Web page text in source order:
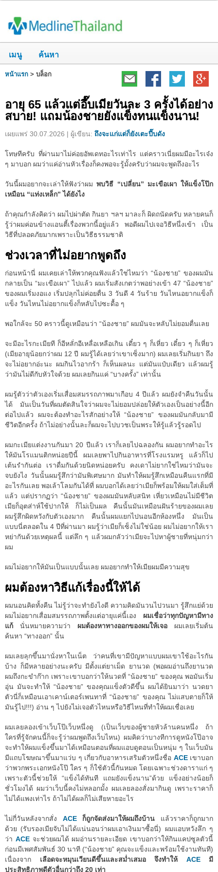
เมนู ค้นหา
หน้าแรก > บล็อก
อายุ 65 แล้วแต่อึ๊บเมียวันละ 3 ครั้งได้อย่าง
สบาย! แถมน้องชายยังแข็งทนแข็งนาน!
เผยแพร่ 30.07.2026 | ผู้เขียน: ถึงจะแก่แต่ก็ยังเตะปี๊บดัง
โทษทีครับ ที่ผ่านมาไม่ค่อยอัพเดทอะไรเท่าไร แต่คราวเนี่ยผมมีอะไรเจ๋ง
ๆ มาบอก ผมว่าแค่อ่านหัวเรื่องก็คงพอจะรู้มั้งครับว่าผมจะพูดถึงอะไร
วันนี้ผมอยากจะเล่าให้ฟังว่าผมพบวิธี “เปลี่ยน” มะเขือเผา ให้แข็งโป๊ก
เหมือน “แท่งเหล็ก” ได้ยังไง
ถ้าคุณกำลังคิดว่า ผมไปผ่าตัด กินยา ฯลฯ มาละก็ ผิดถนัดครับ หลายคนก็
รู้ว่าผมค่อนข้างแอนตี้เรื่องพวกนี้อยู่แล้ว พอดีผมไปเจอวิธีหนึ่งเข้า เป็น
วิธีที่ปลอดภัยมากเพราะเป็นวิธีธรรมชาติ
ช่วงเวลาที่ไม่อยากพูดถึง
ก่อนหน้านี่ ผมเคยเล่าให้พวกคุณฟังแล้วใช่ไหมว่า “น้องชาย” ของผมมัน
กลายเป็น “มะเขือเผา” ไปแล้ว ผมเริ่มสังเกตว่าพอย่างเข้า 47 “น้องชาย”
ของผมเริ่มงอแง เริ่มปลุกไม่ค่อยตื่น 3 วันดี 4 วันร้าย วันไหนอยากแข็งก็
แข็ง วันไหนไม่อยากแข็งก็หลับไปซะดื้อ ๆ
พอใกล้จะ 50 คราวนี้ดูเหมือนว่า “น้องชาย” ผมมันจะหลับไม่ยอมตื่นเลย
จะมีอะไรกะเมียที ก็อีหลั่กอีเหลื่อเหลือเกิน เดี๋ยว ๆ ก็เหี่ยว เดี๋ยว ๆ ก็เหี่ยว
(เมียอายุน้อยกว่าผม 12 ปี ผมรู้ได้เลยว่าเขาเซ็งมาก) ผมเลยเริ่มกินยา ถึง
จะไม่อยากอ่ะนะ ผมกินไวอากร้า ก็เห็นผลนะ แต่มันแป๋บเดียว แล้วผมรู้
ว่ามันไม่ดีกับหัวใจด้วย ผมเลยกินแค่ “บางครั้ง” เท่านั้น
ผมรู้ตัวว่าตัวเองเริ่มเสื่อมสมรรถภาพมาเกือบ 4 ปีแล้ว ผมยังจำคืนวันนั้น
ได้ มันเป็นวันที่ผมตัดสินใจว่าผมจะไม่ยอมปล่อยให้ตัวเองเป็นอย่างนี้อีก
ต่อไปแล้ว ผมจะต้องทำอะไรสักอย่างให้ “น้องชาย” ของผมมันกลับมามี
ชีวิตอีกครั้ง ถ้าไม่อย่างนั้นละก็ผมจะไปบวชเป็นพระให้รู้แล้วรู้รอดไป
ผมกะเมียแต่งงานกันมา 20 ปีแล้ว เราก็เลยไปฉลองกัน ผมอยากทำอะไร
ให้มันโรแมนติกหน่อยปีนี้ ผมเลยพาไปกินอาหารที่โรงแรมหรู แล้วก็ไป
เต้นรำกันต่อ เราดื่มกันด้วยนิดหน่อยครับ คงเดาไม่ยากใช่ไหมว่ามันจะ
จบยังไง วันนั้นผมรู้สึกว่ามันพิเศษมาก มันทำให้ผมรู้สึกเหมือนคืนแรกที่มี
อะไรกันเลย พอเล้าโลมกันได้ที่ ผมบอกได้เลยว่าเมียก็พร้อมให้ผมใส่เต็มที่
แล้ว แต่ปรากฏว่า “น้องชาย” ของผมมันหลับสนิท เหี่ยวเหมือนไม่มีชีวิต
เมียก็อุตส่าห์ใช้ปากให้ ก็ไม่เป็นผล คืนนั้นมันเหมือนฝันร้ายของผมเลย
ผมรู้สึกผิดหวังกับตัวเองมาก คืนนั้นผมแยกไปนอนอีกห้องหนึ่ง มันเป็น
แบบนี่ตลอดใน 4 ปีที่ผ่านมา ผมรู้ว่าเมียก็เซ็งไม่ใช่น้อย ผมไม่อยากให้เรา
หย่ากันด้วยเหตุผลนี้ แต่ลึก ๆ แล้วผมกลัวว่าเมียจะไปหาผู้ชายที่หนุ่มกว่า
ผม
ผมไม่อยากให้มันเป็นแบบนั้นเลย ผมอยากทำให้เมียผมมีความสุข
ผมต้องหาวิธีแก้เรื่องนี้ให้ได้
ผมนอนคิดทั้งคืน ไม่รู้ว่าจะทำยังไงดี ความคิดมันวนไปวนมา รู้สึกแย่ด้วย
ผมไม่อยากเสื่อมสมรรถภาพตั้งแต่อายุแค่นี้เอง ผมเชื่อว่าทุกปัญหามีทาง
แก้ นั่นหมายความว่า ผมต้องหาทางออกของผมให้เจอ ผมเลยเริ่มต้น
ค้นหา “ทางออก” นั้น
ผมเลยลุกขึ้นมานั่งหาในเน็ต ว่าคนที่เขามีปัญหาแบบผมเขาใช้อะไรกัน
บ้าง ก็มีหลายอย่างนะครับ มีตั้งแต่ยาเม็ด ยานวด (พอผมอ่านถึงยานวด
ผมถึงกะขำก๊าก เพราะเขาบอกว่าให้นวดที่ “น้องชาย” ของคุณ พอมันเริ่ม
อุ่น มันจะทำให้ “น้องชาย” ของคุณแข็งตัวดีขึ้น ผมได้ยินมาว่า นวดยา
ตัวนี่ก็เหมือนเอาเคาน์เตอร์เพนทาที่ “น้องชาย” ของคุณ ไม่แสบตายก็ให้
มันรู้ไป!!!) อ่าน ๆ ไปยังไม่เจอตัวไหนหรือวิธีไหนที่ทำให้ผมเชื่อเลย
ผมเลยลองเข้าเว็บโป๊เว็บหนึ่งดู (เป็นเว็บของผู้ชายหัวล้านคนหนึ่ง ถ้า
ใครที่รู้จักคนนี้ก็จะรู้ว่าผมพูดถึงเว็บไหน) ผมคิดว่าบางทีการดูหนังโป๊อาจ
จะทำให้ผมแข็งขึ้นมาได้เหมือนตอนที่ผมแอบดูตอนเป็นหนุ่ม ๆ ในเว็บมัน
มีแถบโฆษณาขึ้นมาแว่บ ๆ เกี่ยวกับอาหารเสริมตัวหนึ่งชื่อ ACEเขาบอก
ว่าพวกพระเอกหนังโป๊ ใคร ๆ ก็ใช้ตัวนี้กันหมด โดยเฉพาะช่วงดาราแก่ ๆ
เพราะตัวนี้ช่วยให้ “แข็งได้ทันที แถมยังแข็งนาน”ด้วย แข็งอย่างน้อยก็
ชั่วโมงได้ ผมว่าเว็บนี้คงไม่หลอกมั้ง ผมเลยลองสั่งมากินดู เพราะราคาก็
ไม่ได้แพงเท่าไร ถ้าไม่ได้ผลก็ไม่เสียหายอะไร
ไม่กี่วันหลังจากสั่ง ACE ก็ถูกจัดส่งมาให้ผมถึงบ้าน แล้วราคาก็ถูกมาก
ด้วย (รับรองเมียจับไม่ได้แน่นอนว่าผมเอาเงินมาซื้อนี่) ผมแอบหวังลึก ๆ
ว่า ACEจะช่วยผมได้ ผมอ่านรายละเอียด เขาบอกว่าให้กินแคปซูลตัวนี้
ก่อนมีเพศสัมพันธ์ 30 นาที (“น้องชาย” คุณจะแข็งและพร้อมใช้งานทันที)
เนื่องจาก เลือดจะหมุนเวียนดีขึ้นและสม่ำเสมอ จึงทำให้ ACEมี
ประสิทธิภาพดีตัวอื่นกว่าถึง 20 เท่า